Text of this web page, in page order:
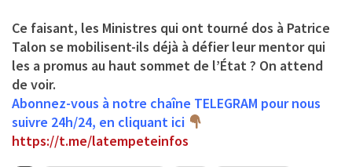
Ce faisant, les Ministres qui ont tourné dos à Patrice
Talon se mobilisent-ils déjà à défier leur mentor qui
les a promus au haut sommet de l’État ? On attend
de voir.
Abonnez-vous à notre chaîne TELEGRAM pour nous
suivre 24h/24, en cliquant ici
https://t.me/latempeteinfos